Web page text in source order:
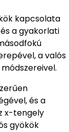
kapcsolata
a gyakorlati
a valós
és a
x-tengely
gyökök